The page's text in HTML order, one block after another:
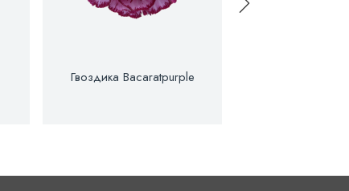
Гвоздика Bacaratpurple